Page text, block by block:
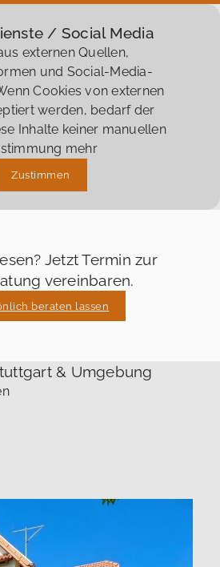
/ Social Media
externen Quellen,
und Social-Media-
Cookies von externen
werden, bedarf der
Inhalte keiner manuellen
mehr
Zustimmen
Jetzt Termin zur
vereinbaren.
beraten lassen
& Umgebung